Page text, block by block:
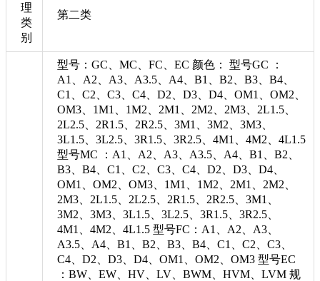
理
类
别
第二类
型号：GC、MC、FC、EC 颜色： 型号GC ：
A1、A2、A3、A3.5、A4、B1、B2、B3、B4、
C1、C2、C3、C4、D2、D3、D4、OM1、OM2、
OM3、1M1、1M2、2M1、2M2、2M3、2L1.5、
2L2.5、2R1.5、2R2.5、3M1、3M2、3M3、
3L1.5、3L2.5、3R1.5、3R2.5、4M1、4M2、4L1.5
型号MC ：A1、A2、A3、A3.5、A4、B1、B2、
B3、B4、C1、C2、C3、C4、D2、D3、D4、
OM1、OM2、OM3、1M1、1M2、2M1、2M2、
2M3、2L1.5、2L2.5、2R1.5、2R2.5、3M1、
3M2、3M3、3L1.5、3L2.5、3R1.5、3R2.5、
4M1、4M2、4L1.5 型号FC：A1、A2、A3、
A3.5、A4、B1、B2、B3、B4、C1、C2、C3、
C4、D2、D3、D4、OM1、OM2、OM3 型号EC
：BW、EW、HV、LV、BWM、HVM、LVM 规